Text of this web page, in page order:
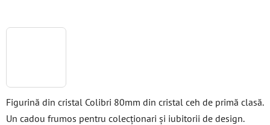
Figurină din cristal Colibri 80mm din cristal ceh de primă clasă.
Un cadou frumos pentru colecționari și iubitorii de design.